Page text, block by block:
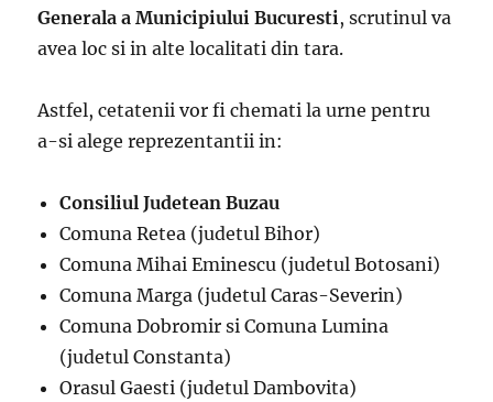
Generala a Municipiului Bucuresti, scrutinul va
avea loc si in alte localitati din tara.
Astfel, cetatenii vor fi chemati la urne pentru
a-si alege reprezentantii in:
Consiliul Judetean Buzau
Comuna Retea (judetul Bihor)
Comuna Mihai Eminescu (judetul Botosani)
Comuna Marga (judetul Caras-Severin)
Comuna Dobromir si Comuna Lumina
(judetul Constanta)
Orasul Gaesti (judetul Dambovita)